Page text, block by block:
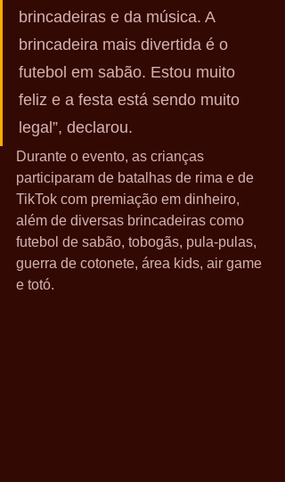
brincadeiras e da música. A
brincadeira mais divertida é o
futebol em sabão. Estou muito
feliz e a festa está sendo muito
legal”, declarou.
Durante o evento, as crianças
participaram de batalhas de rima e de
TikTok com premiação em dinheiro,
além de diversas brincadeiras como
futebol de sabão, tobogãs, pula-pulas,
guerra de cotonete, área kids, air game
e totó.